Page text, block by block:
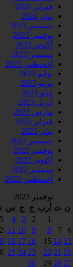
فبراير 2024
يناير 2024
ديسمبر 2023
نوفمبر 2023
أكتوبر 2023
سبتمبر 2023
أغسطس 2023
يوليو 2023
يونيو 2023
مايو 2023
أبريل 2023
مارس 2023
فبراير 2023
يناير 2023
ديسمبر 2022
نوفمبر 2022
أكتوبر 2022
سبتمبر 2022
أغسطس 2022
نوفمبر 2023
ن ث أرب خ ج س
1
2
3
4
5
6
7
8
9
10
11
13
14
15
16
17
18
20
21
22
23
24
25
27
28
29
30